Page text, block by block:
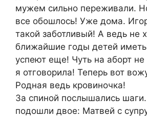
мужем сильно переживали.
все обошлось! Уже дома.
такой заботливый! А ведь не
ближайшие годы детей
успеют еще! Чуть на аборт
я отговорила! Теперь вот
Родная ведь кровиночка!
За спиной послышались
подошли двое: Матвей с